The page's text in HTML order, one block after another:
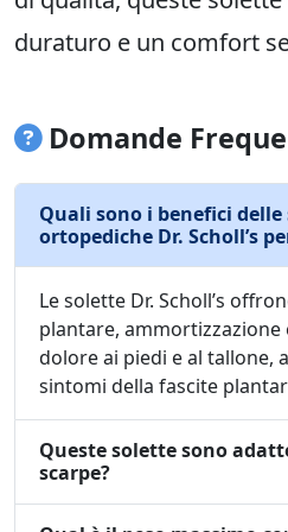
duraturo e un comfort
Domande
Quali sono i benefici
ortopediche Dr. Scholl’s
Le solette Dr. Scholl’s
plantare, ammortizzazione
dolore ai piedi e al tallone,
sintomi della fascite
Queste solette sono
scarpe?